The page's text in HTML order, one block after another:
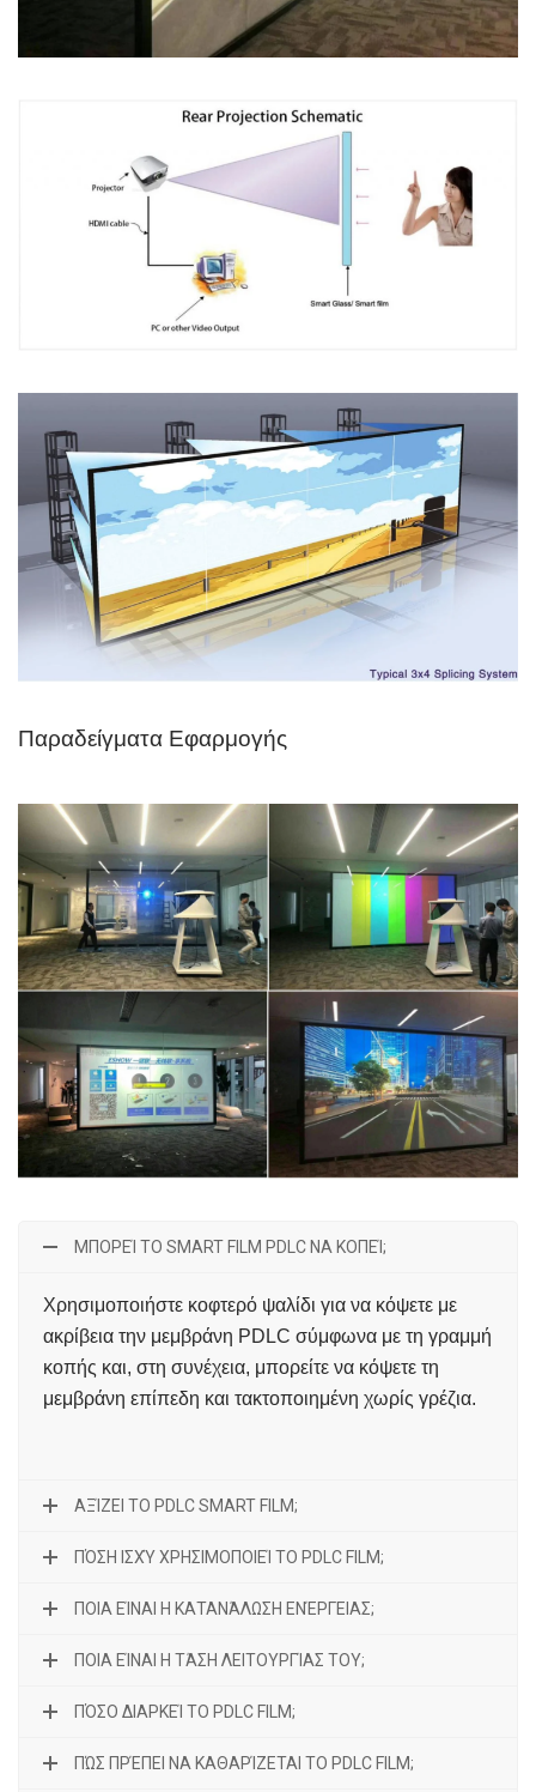
Παραδείγματα Εφαρμογής
ΜΠΟΡΕΊ ΤΟ SMART FILM PDLC ΝΑ ΚΟΠΕΊ;
Χρησιμοποιήστε κοφτερό ψαλίδι για να κόψετε με
ακρίβεια την μεμβράνη PDLC σύμφωνα με τη γραμμή
κοπής και, στη συνέχεια, μπορείτε να κόψετε τη
μεμβράνη επίπεδη και τακτοποιημένη χωρίς γρέζια.
ΑΞΊΖΕΙ ΤΟ PDLC SMART FILM;
ΠΌΣΗ ΙΣΧΎ ΧΡΗΣΙΜΟΠΟΙΕΊ ΤΟ PDLC FILM;
ΠΟΙΑ ΕΊΝΑΙ Η ΚΑΤΑΝΆΛΩΣΗ ΕΝΈΡΓΕΙΑΣ;
ΠΟΙΑ ΕΊΝΑΙ Η ΤΆΣΗ ΛΕΙΤΟΥΡΓΊΑΣ ΤΟΥ;
ΠΌΣΟ ΔΙΑΡΚΕΊ ΤΟ PDLC FILM;
ΠΏΣ ΠΡΈΠΕΙ ΝΑ ΚΑΘΑΡΊΖΕΤΑΙ ΤΟ PDLC FILM;